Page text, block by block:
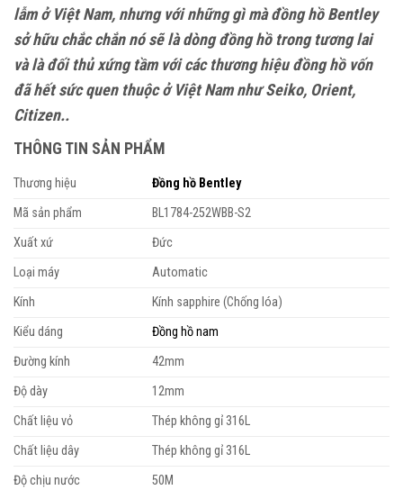
lẫm ở Việt Nam, nhưng với những gì mà đồng hồ Bentley
sở hữu chắc chắn nó sẽ là dòng đồng hồ trong tương lai
và là đối thủ xứng tầm với các thương hiệu đồng hồ vốn
đã hết sức quen thuộc ở Việt Nam như Seiko, Orient,
Citizen..
THÔNG TIN SẢN PHẨM
Thương hiệu
Đồng hồ Bentley
Mã sản phẩm
BL1784-252WBB-S2
Xuất xứ
Đức
Loại máy
Automatic
Kính
Kính sapphire (Chống lóa)
Kiểu dáng
Đồng hồ nam
Đường kính
42mm
Độ dày
12mm
Chất liệu vỏ
Thép không gỉ 316L
Chất liệu dây
Thép không gỉ 316L
Độ chịu nước
50M